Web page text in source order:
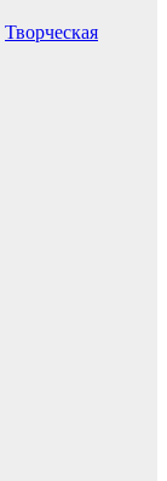
Творческая